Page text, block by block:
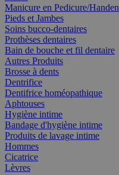
Manicure en Pedicure/Handen
Pieds et Jambes
Soins bucco-dentaires
Prothèses dentaires
Bain de bouche et fil dentaire
Autres Produits
Brosse à dents
Dentrifice
Dentifrice homéopathique
Aphtouses
Hygiène intime
Bandage d'hygiène intime
Produits de lavage intime
Hommes
Cicatrice
Lèvres